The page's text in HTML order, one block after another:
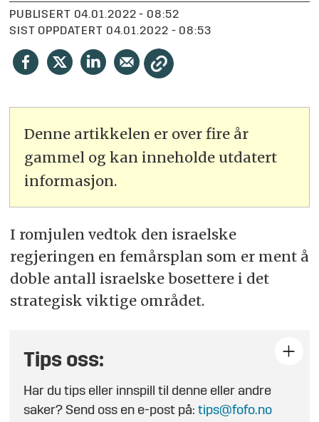
PUBLISERT
04.01.2022 - 08:52
SIST OPPDATERT
04.01.2022 - 08:53
Denne artikkelen er over fire år
gammel og kan inneholde utdatert
informasjon.
I romjulen vedtok den israelske
regjeringen en femårsplan som er ment å
doble antall israelske bosettere i det
strategisk viktige området.
Tips oss:
Har du tips eller innspill til denne eller andre
saker? Send oss en e-post på:tips@fofo.no